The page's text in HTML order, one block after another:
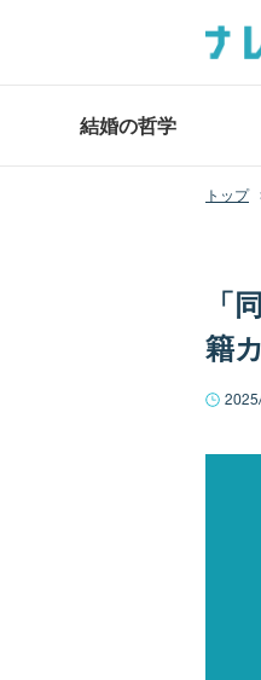
結婚の哲学
「
籍